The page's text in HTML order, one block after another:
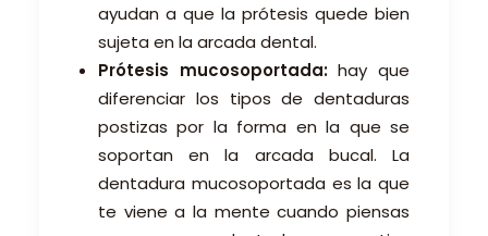
ayudan a que la prótesis quede bien
sujeta en la arcada dental.
Prótesis mucosoportada:hay que
diferenciar los tipos de dentaduras
postizas por la forma en la que se
soportan en la arcada bucal. La
dentadura mucosoportada es la que
te viene a la mente cuando piensas